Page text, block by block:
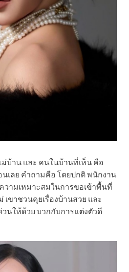
บ้าน และ คนในบ้านที่เห็น คือ
นเลย คำถามคือ โดยปกติ พนักงาน
วามเหมาะสมในการขอเข้าพื้นที่
ขาชวนคุยเรื่องบ้านสวย และ
นให้ด้วย บวกกับการแต่งตัวดี